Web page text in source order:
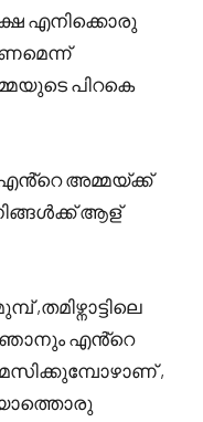
എനിക്കൊരു
പിറകെ
എൻ്റെ അമ്മയ്ക്ക്
ആള്
ഞാനും എൻ്റെ
,